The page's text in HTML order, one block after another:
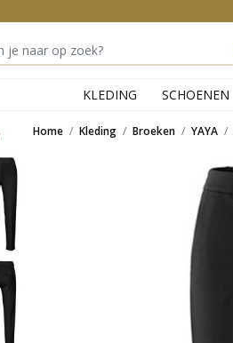
KLEDING SCHOENEN
Home Kleding Broeken YAYA